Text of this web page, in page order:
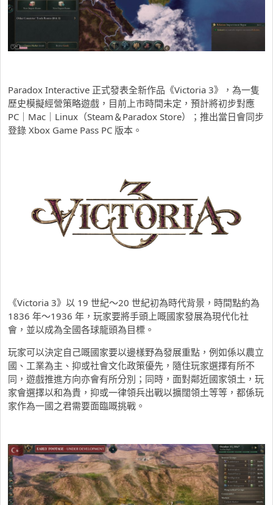
Paradox Interactive 正式發表全新作品《Victoria 3》，為一隻
歷史模擬經營策略遊戲，目前上市時間未定，預計將初步對應
PC｜Mac｜Linux（Steam＆Paradox Store）；推出當日會同步
登錄 Xbox Game Pass PC 版本。
《Victoria 3》以 19 世紀～20 世紀初為時代背景，時間點約為
1836 年～1936 年，玩家要將手頭上嘅國家發展為現代化社
會，並以成為全國各球龍頭為目標。
玩家可以決定自己嘅國家要以邊樣野為發展重點，例如係以農立
國、工業為主、抑或社會文化政策優先，隨住玩家選擇有所不
同，遊戲推進方向亦會有所分別；同時，面對鄰近國家領土，玩
家會選擇以和為貴，抑或一律領兵出戰以擴闊領土等等，都係玩
家作為一國之君需要面臨嘅挑戰。